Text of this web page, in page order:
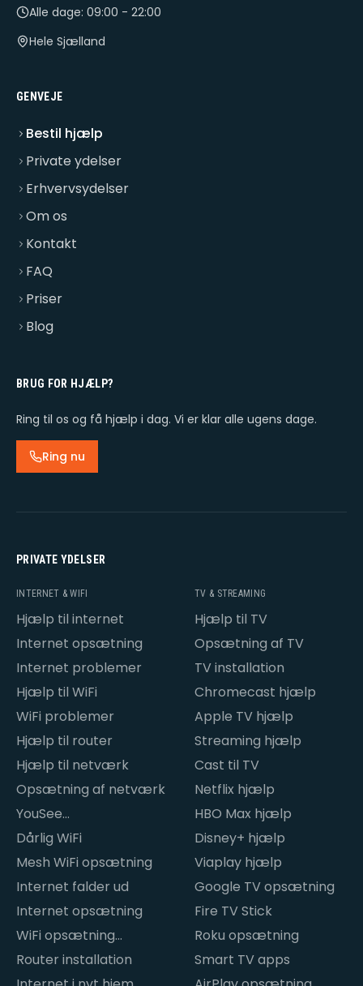
Alle dage: 09:00 - 22:00
Hele Sjælland
GENVEJE
Bestil hjælp
Private ydelser
Erhvervsydelser
Om os
Kontakt
FAQ
Priser
Blog
BRUG FOR HJÆLP?
Ring til os og få hjælp i dag. Vi er klar alle ugens dage.
Ring nu
PRIVATE YDELSER
INTERNET & WIFI
Hjælp til internet
Internet opsætning
Internet problemer
Hjælp til WiFi
WiFi problemer
Hjælp til router
Hjælp til netværk
Opsætning af netværk
YouSee
internetproblemer
Dårlig WiFi
Mesh WiFi opsætning
Internet falder ud
Internet opsætning
WiFi opsætning
hjemme
Router installation
TV & STREAMING
Hjælp til TV
Opsætning af TV
TV installation
Chromecast hjælp
Apple TV hjælp
Streaming hjælp
Cast til TV
Netflix hjælp
HBO Max hjælp
Disney+ hjælp
Viaplay hjælp
Google TV opsætning
Fire TV Stick
Roku opsætning
Smart TV apps